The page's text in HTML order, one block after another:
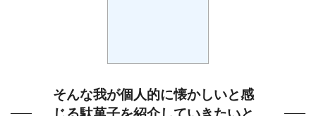
そんな我が個人的に懐かしいと感